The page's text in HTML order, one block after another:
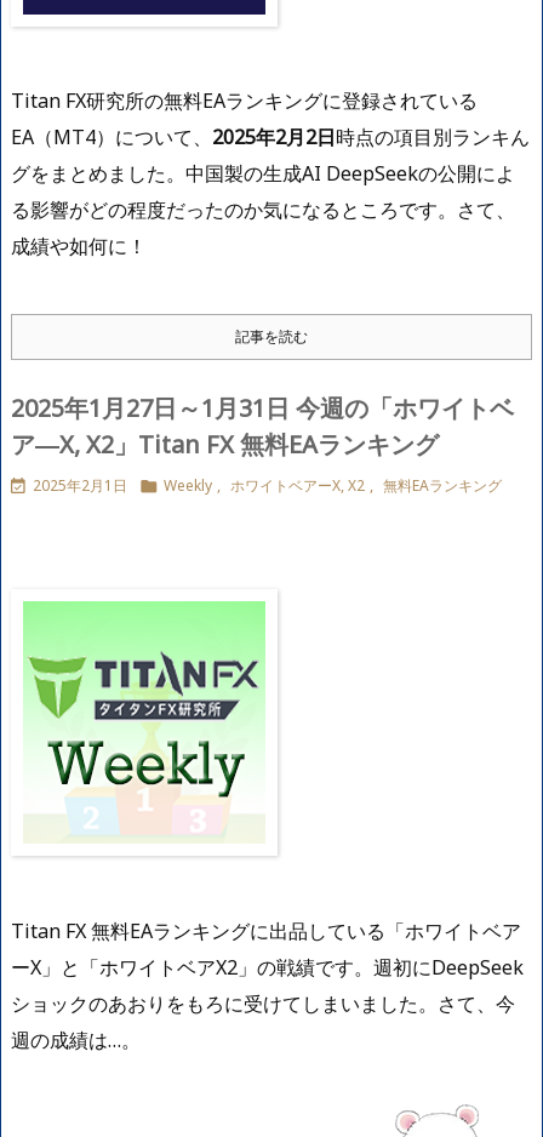
Titan FX研究所の無料EAランキングに登録されている
EA（MT4）について、 2025年2月2日時点の項目別ランキん
グをまとめました。中国製の生成AI DeepSeekの公開によ
る影響がどの程度だったのか気になるところです。さて、
成績や如何に！
記事を読む
2025年1月27日～1月31日 今週の「ホワイトベ
ア―X, X2」Titan FX 無料EAランキング
 2025年2月1日  Weekly , ホワイトベアーX, X2 , 無料EAランキング
Titan FX 無料EAランキングに出品している「ホワイトベア
ーX」と「ホワイトベアX2」の戦績です。週初にDeepSeek
ショックのあおりをもろに受けてしまいました。さて、今
週の成績は…。